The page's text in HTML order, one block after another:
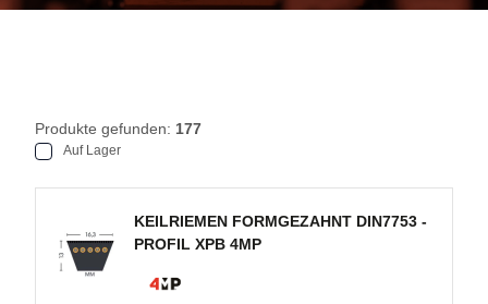
Produkte gefunden: 177
Auf Lager
KEILRIEMEN FORMGEZAHNT DIN7753 -
PROFIL XPB 4MP